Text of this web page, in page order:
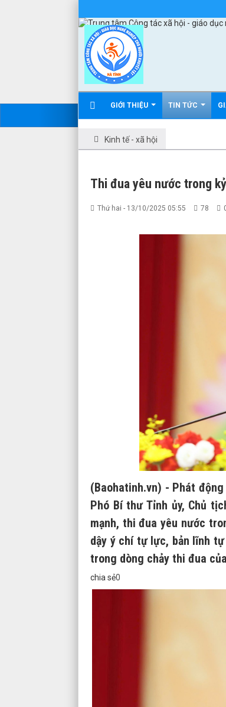
GIỚI THIỆU TIN TỨC
Kinh tế - xã hội
Thi đua yêu nước trong
Thứ hai - 13/10/2025 05:55 78
(Baohatinh.vn) - Phát
Phó Bí thư Tỉnh ủy, Chủ
mạnh, thi đua yêu nước
dậy ý chí tự lực, bản lĩnh
trong dòng chảy thi đua
chia sẻ0